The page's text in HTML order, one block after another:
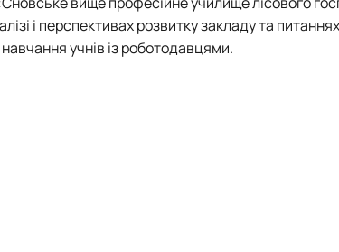
і перспективах розвитку закладу та
учнів із роботодавцями.